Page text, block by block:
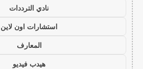
نادي الترددات
استشارات اون لاين
المعارف
هيدب فيديو